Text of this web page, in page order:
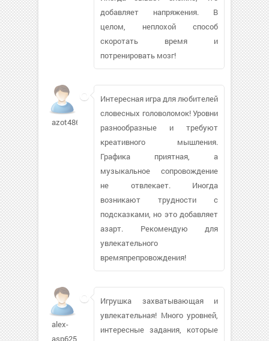
добавляет напряжения. В
целом, неплохой способ
скоротать время и
потренировать мозг!
azot4861
Интересная игра для любителей
словесных головоломок! Уровни
разнообразные и требуют
креативного мышления.
Графика приятная, а
музыкальное сопровождение
не отвлекает. Иногда
возникают трудности с
подсказками, но это добавляет
азарт. Рекомендую для
увлекательного
времяпрепровождения!
alex-
asp625
Игрушка захватывающая и
увлекательная! Много уровней,
интересные задания, которые